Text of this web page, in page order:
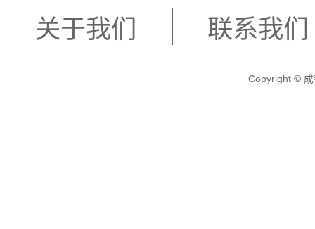
关于我们 联系我们
Copyright © 成